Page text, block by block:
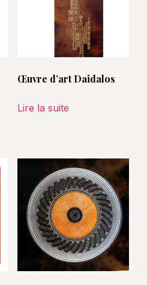
Œuvre d’art Daidalos
Lire la suite